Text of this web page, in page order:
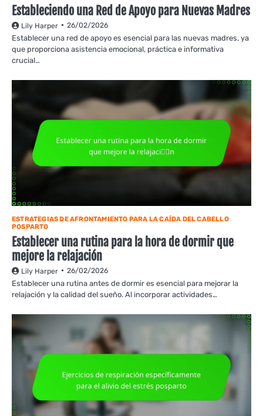
Estableciendo una Red de Apoyo para Nuevas Madres
Lily Harper 26/02/2026
Establecer una red de apoyo es esencial para las nuevas madres, ya
que proporciona asistencia emocional, práctica e informativa
crucial…
ESTRATEGIAS DE AFRONTAMIENTO PARA LA CAÍDA DEL CABELLO
POSPARTO
Establecer una rutina para la hora de dormir que
mejore la relajación
Lily Harper 26/02/2026
Establecer una rutina antes de dormir es esencial para mejorar la
relajación y la calidad del sueño. Al incorporar actividades…